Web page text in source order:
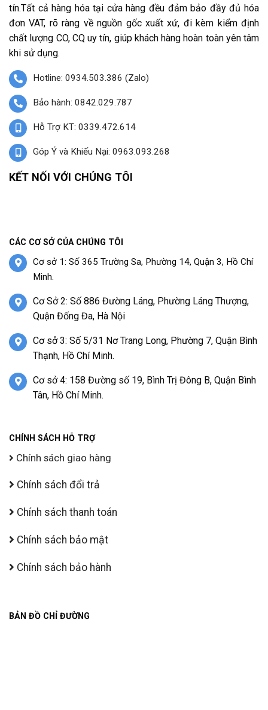
tín.Tất cả hàng hóa tại cửa hàng đều đảm bảo đầy đủ hóa
đơn VAT, rõ ràng về nguồn gốc xuất xứ, đi kèm kiểm định
chất lượng CO, CQ uy tín, giúp khách hàng hoàn toàn yên tâm
khi sử dụng.
Hotline: 0934.503.386 (Zalo)
Bảo hành: 0842.029.787
Hỗ Trợ KT: 0339.472.614
Góp Ý và Khiếu Nại: 0963.093.268
KẾT NỐI VỚI CHÚNG TÔI
CÁC CƠ SỞ CỦA CHÚNG TÔI
Cơ sở 1: Số 365 Trường Sa, Phường 14, Quận 3, Hồ Chí
Minh.
Cơ Sở 2: Số 886 Đường Láng, Phường Láng Thượng,
Quận Đống Đa, Hà Nội
Cơ sở 3: Số 5/31 Nơ Trang Long, Phường 7, Quận Bình
Thạnh, Hồ Chí Minh.
Cơ sở 4: 158 Đường số 19, Bình Trị Đông B, Quận Bình
Tân, Hồ Chí Minh.
CHÍNH SÁCH HỖ TRỢ
Chính sách giao hàng
Chính sách đổi trả
Chính sách thanh toán
Chính sách bảo mật
Chính sách bảo hành
BẢN ĐỒ CHỈ ĐƯỜNG